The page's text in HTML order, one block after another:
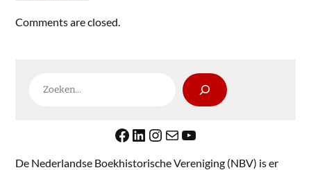
Comments are closed.
Facebook
LinkedIn
Instagram
E-mailYouTube
De Nederlandse Boekhistorische Vereniging (NBV) is er